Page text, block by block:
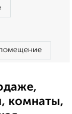
комнаты,